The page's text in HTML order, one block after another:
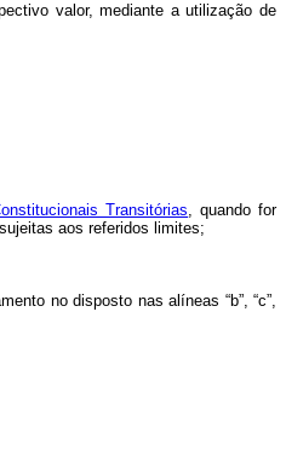
valor, mediante a utilização de
Transitórias, quando for
aos referidos limites;
no disposto nas alíneas “b”, “c”,